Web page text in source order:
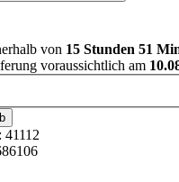
von 15 Stunden 51
voraussichtlich am
41112